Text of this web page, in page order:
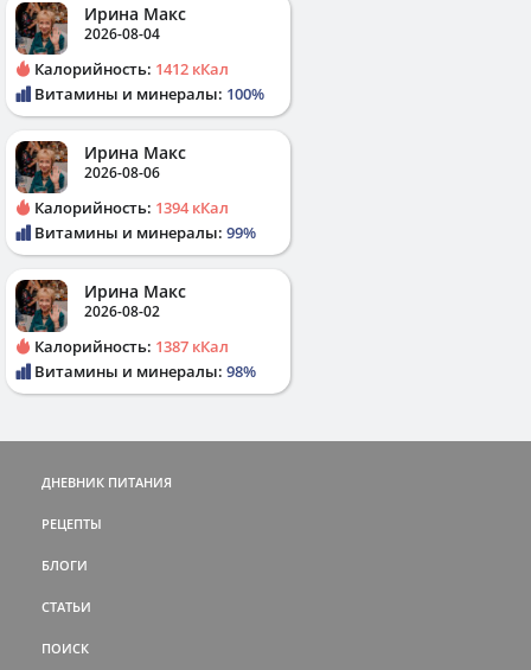
Ирина Макс
2026-08-04
Калорийность: 1412 кКал
Витамины и минералы: 100%
Ирина Макс
2026-08-06
Калорийность: 1394 кКал
Витамины и минералы: 99%
Ирина Макс
2026-08-02
Калорийность: 1387 кКал
Витамины и минералы: 98%
ДНЕВНИК ПИТАНИЯ
РЕЦЕПТЫ
БЛОГИ
СТАТЬИ
ПОИСК